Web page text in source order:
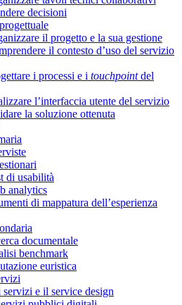
decisioni
il progetto e la sua gestione
il contesto d’uso del servizio
i processi e i touchpointdel
l’interfaccia utente del servizio
la soluzione ottenuta
di usabilità
analytics
di mappatura dell’esperienza
documentale
benchmark
euristica
servizi e il service design